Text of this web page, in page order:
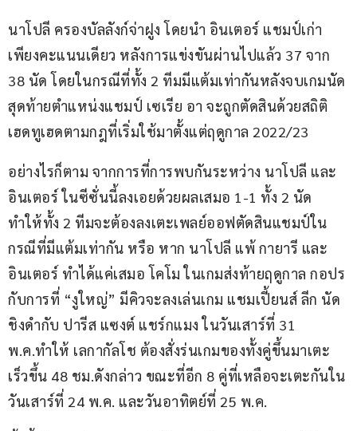
นาโปลี ครองบัลลังก์จ่าฝูง โดยนำ อินเตอร์ แชมป์เก่า
เพียงคะแนนเดียว หลังการแข่งขันผ่านไปแล้ว 37 จาก
38 นัด โดยในกรณีที่ทั้ง 2 ทีมมีแต้มเท่ากันหลังจบเกมนัด
สุดท้ายตำแหน่งแชมป์ เซเรีย อา จะถูกตัดสินด้วยสถิติ
เฮดทูเฮดตามกฎที่เริ่มใช้มาตั้งแต่ฤดูกาล 2022/23
อย่างไรก็ตาม จากการที่การพบกันระหว่าง นาโปลี และ
อินเตอร์ ในซีซั่นนี้ลงเอยด้วยผลเสมอ 1-1 ทั้ง 2 นัด
ทำให้ทั้ง 2 ทีมจะต้องลงเตะเพลย์ออฟตัดสินแชมป์ใน
กรณีที่มีแต้มเท่ากัน หรือ หาก นาโปลี แพ้ กายารี และ
อินเตอร์ ทำได้แค่เสมอ โคโม ในเกมส่งท้ายฤดูกาล กอปร
กับการที่ “งูใหญ่” มีคิวจะลงเล่นเกม แชมเปี้ยนส์ ลีก นัด
ชิงดำกับ ปารีส แซงต์ แชร์กแมง ในวันเสาร์ที่ 31
พ.ค.ทำให้ เลกากัลโช ต้องสั่งร่นเกมของทั้งคู่ขึ้นมาเตะ
เร็วขึ้น 48 ชม.ดังกล่าว ขณะที่อีก 8 คู่ที่เหลือจะเตะกันใน
วันเสาร์ที่ 24 พ.ค. และวันอาทิตย์ที่ 25 พ.ค.